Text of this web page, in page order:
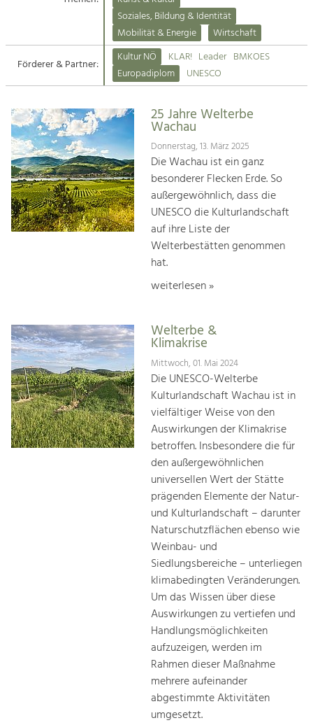
Suche
Impressum
Kontakt
Angebotsentwicklung und
Handwerk, Wissenschaft und Forschung.
Soziales, Bildung &
Identität
Gleichberechtigung, Jugend und
Integration
Mobilität & Energie
Klimawandel, öffentlicher Verkehr und
Steigerung regionaler Wertschöpfung
Soziales, Bildung & Identität
Mobilität & Energie
Wirtschaft
Förderer & Partner:
Kultur NÖ KLAR! Leader BMKOES
Europadiplom
UNESCO
25 Jahre Welterbe
Wachau
Donnerstag, 13. März 2025
Die Wachau ist ein ganz
besonderer Flecken Erde. So
außergewöhnlich, dass die
UNESCO die Kulturlandschaft
auf ihre Liste der
Welterbestätten genommen
hat.
weiterlesen »
Welterbe &
Klimakrise
Mittwoch, 01. Mai 2024
Die UNESCO-Welterbe
Kulturlandschaft Wachau ist in
vielfältiger Weise von den
Auswirkungen der Klimakrise
betroffen. Insbesondere die für
den außergewöhnlichen
universellen Wert der Stätte
prägenden Elemente der Natur-
und Kulturlandschaft – darunter
Naturschutzflächen ebenso wie
Weinbau- und
Siedlungsbereiche – unterliegen
klimabedingten Veränderungen.
Um das Wissen über diese
Auswirkungen zu vertiefen und
Handlungsmöglichkeiten
aufzuzeigen, werden im
Rahmen dieser Maßnahme
mehrere aufeinander
abgestimmte Aktivitäten
umgesetzt.